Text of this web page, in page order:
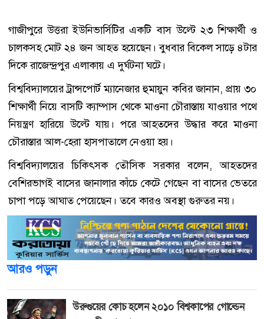
গাজীপুরে উত্তরা ইউনিভার্সিটির একটি বাস উল্টে ২৩ শিক্ষার্থী ও
চালকসহ মোট ২৪ জন আহত হয়েছেন। বুধবার বিকেল সাড়ে ৪টার
দিকে রাজেন্দ্রপুর এলাকায় এ দুর্ঘটনা ঘটে।
বিশ্ববিদ্যালয়ের ট্রান্সপোর্ট ম্যানেজার হুমায়ুন কবির জানান, প্রায় ৩০
শিক্ষার্থী নিয়ে বাসটি ক্যাম্পাস থেকে মাওনা চৌরাস্তায় যাওয়ার পথে
নিয়ন্ত্রণ হারিয়ে উল্টে যায়। পরে আহতদের উদ্ধার করে মাওনা
চৌরাস্তার আল-হেরা হাসপাতালে নেওয়া হয়।
বিশ্ববিদ্যালয়ের চিকিৎসক তৌসিক সরকার বলেন, আহতদের
বেশিরভাগই বাসের জানালার কাঁচে কেটে গেছেন বা বাসের ভেতরে
চাপা পড়ে আঘাত পেয়েছেন। তবে কারও অবস্থা গুরুতর নয়।
আরও পড়ুন
উরুগুয়ের কোচ হলেন ২০১০ বিশ্বকাপের গোল্ডেন